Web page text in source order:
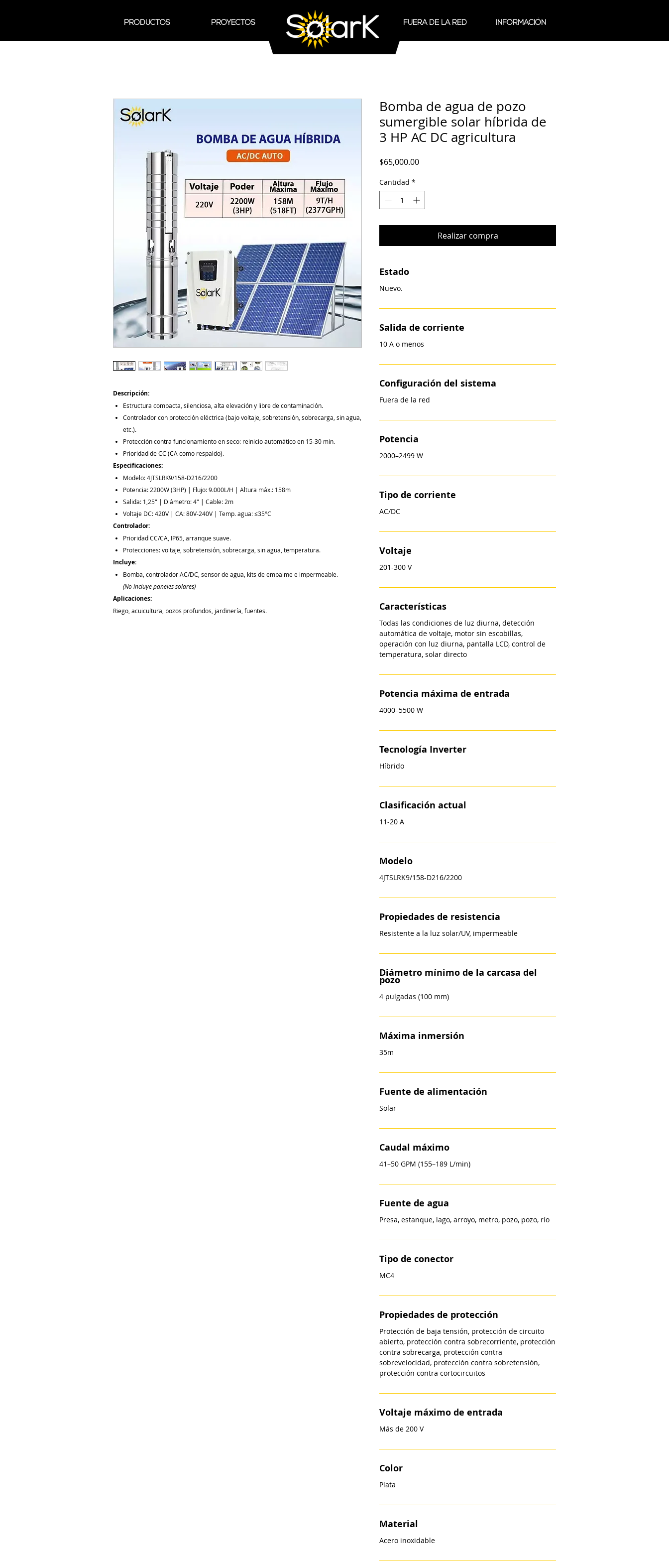
PRODUCTOS PROYECTOS FUERA DE LA RED INFORMACIÓN
Descripción:
Estructura compacta, silenciosa, alta elevación y libre de contaminación.
Controlador con protección eléctrica (bajo voltaje, sobretensión, sobrecarga, sin agua,
etc.).
Protección contra funcionamiento en seco: reinicio automático en 15-30 min.
Prioridad de CC (CA como respaldo).
Especificaciones:
Modelo: 4JTSLRK9/158-D216/2200
Potencia: 2200W (3HP) | Flujo: 9.000L/H | Altura máx.: 158m
Salida: 1,25" | Diámetro: 4" | Cable: 2m
Voltaje DC: 420V | CA: 80V-240V | Temp. agua: ≤35°C
Controlador:
Prioridad CC/CA, IP65, arranque suave.
Protecciones: voltaje, sobretensión, sobrecarga, sin agua, temperatura.
Incluye:
Bomba, controlador AC/DC, sensor de agua, kits de empalme e impermeable.
(No incluye paneles solares)
Aplicaciones:
Riego, acuicultura, pozos profundos, jardinería, fuentes.
Bomba de agua de pozo
sumergible solar híbrida de
3 HP AC DC agricultura
$65,000.00Precio
Cantidad *
Realizar compra
Estado
Nuevo.
Salida de corriente
10 A o menos
Configuración del sistema
Fuera de la red
Potencia
2000–2499 W
Tipo de corriente
AC/DC
Voltaje
201-300 V
Características
Todas las condiciones de luz diurna, detección
automática de voltaje, motor sin escobillas,
operación con luz diurna, pantalla LCD, control de
temperatura, solar directo
Potencia máxima de entrada
4000–5500 W
Tecnología Inverter
Híbrido
Clasificación actual
11-20 A
Modelo
4JTSLRK9/158-D216/2200
Propiedades de resistencia
Resistente a la luz solar/UV, impermeable
Diámetro mínimo de la carcasa del
pozo
4 pulgadas (100 mm)
Máxima inmersión
35m
Fuente de alimentación
Solar
Caudal máximo
41–50 GPM (155–189 L/min)
Fuente de agua
Presa, estanque, lago, arroyo, metro, pozo, pozo, río
Tipo de conector
MC4
Propiedades de protección
Protección de baja tensión, protección de circuito
abierto, protección contra sobrecorriente, protección
contra sobrecarga, protección contra
sobrevelocidad, protección contra sobretensión,
protección contra cortocircuitos
Voltaje máximo de entrada
Más de 200 V
Color
Plata
Material
Acero inoxidable